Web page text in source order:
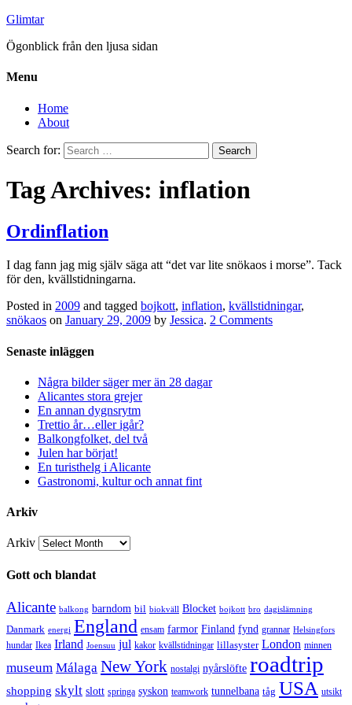
Glimtar
Ögonblick från den ljusa sidan
Menu
Home
About
Search for:
Tag Archives: inflation
Ordinflation
I dag fann jag mig själv säga att “det var lite snökaos i morse”. Tack
för den, kvällstidningarna.
Posted in 2009 and tagged bojkott, inflation, kvällstidningar,
snökaos on January 29, 2009 by Jessica. 2 Comments
Senaste inläggen
Några bilder säger mer än 28 dagar
Alicantes stora grejer
En annan dygnsrytm
Trettio år…eller igår?
Balkongfolket, del två
Julen har börjat!
En turisthelg i Alicante
Gastronomi, kultur och annat fint
Arkiv
Arkiv
Gott och blandat
Alicante balkong barndom bil biokväll Blocket bojkott bro dagislämning
Danmark energi England ensam farmor Finland fynd grannar Helsingfors
hundar Ikea Irland Joensuu jul kakor kvällstidningar lillasyster London minnen
museum Málaga New York nostalgi nyårslöfte roadtrip
shopping skylt slott springa syskon teamwork tunnelbana tåg USA utsikt